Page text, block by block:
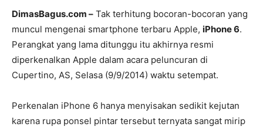
DimasBagus.com – Tak terhitung bocoran-bocoran yang
muncul mengenai smartphone terbaru Apple, iPhone 6.
Perangkat yang lama ditunggu itu akhirnya resmi
diperkenalkan Apple dalam acara peluncuran di
Cupertino, AS, Selasa (9/9/2014) waktu setempat.
Perkenalan iPhone 6 hanya menyisakan sedikit kejutan
karena rupa ponsel pintar tersebut ternyata sangat mirip